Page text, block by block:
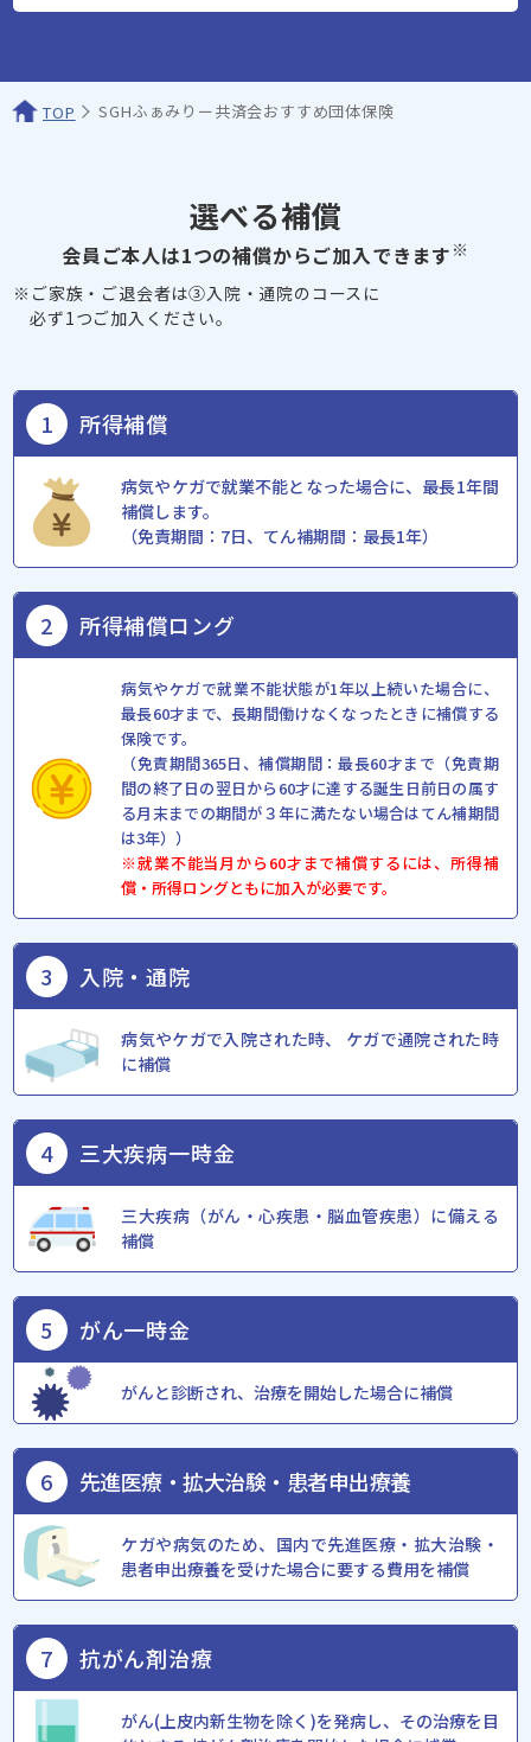
TOP SGHふぁみりー共済会おすすめ団体保険
選べる補償
会員ご本⼈は1つの補償からご加⼊できます ※
※ご家族・ご退会者は③入院・通院のコースに
必ず1つご加入ください。
1 所得補償
病気やケガで就業不能となった場合に、最長1年間
補償します。
（免責期間：7日、てん補期間：最長1年）
2 所得補償ロング
病気やケガで就業不能状態が1年以上続いた場合に、
最長60才まで、長期間働けなくなったときに補償する
保険です。
（免責期間365日、補償期間：最長60才まで（免責期
間の終了日の翌日から60才に達する誕生日前日の属す
る月末までの期間が３年に満たない場合はてん補期間
は3年））
※就業不能当月から60才まで補償するには、所得補
償・所得ロングともに加入が必要です。
3 入院・通院
病気やケガで⼊院された時、 ケガで通院された時
に補償
4 三大疾病一時金
三大疾病（がん・心疾患・脳血管疾患）に備える
補償
5 がん⼀時⾦
がんと診断され、治療を開始した場合に補償
6 先進医療・拡大治験・ 患者申出療養
ケガや病気のため、国内で先進医療・拡⼤治験・
患者申出療養を受けた場合に要する費⽤を補償
7 抗がん剤治療
がん(上⽪内新⽣物を除く)を発病し、その治療を⽬